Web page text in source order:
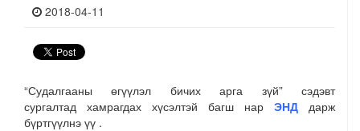
2018-04-11
“Судалгааны өгүүлэл бичих арга зүй” сэдэвт
сургалтад хамрагдах хүсэлтэй багш нар ЭНД дарж
бүртгүүлнэ үү .